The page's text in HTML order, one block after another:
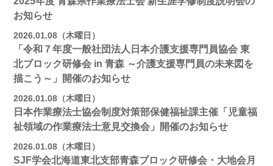
お知らせ
2026.01.08（木曜日）
「令和７年度一般社団法人日本介護支援専門員協会 東
北ブロック研修会 in 青森 ～介護支援専門員の未来図を
描こう～」開催のお知らせ
2026.01.08（木曜日）
日本作業療法士協会制度対策部保健福祉課主催「児童福
祉領域の作業療法士意見交換会」開催のお知らせ
2026.01.08（木曜日）
SJF学会北海道東北支部青森ブロック研修会・大地会月